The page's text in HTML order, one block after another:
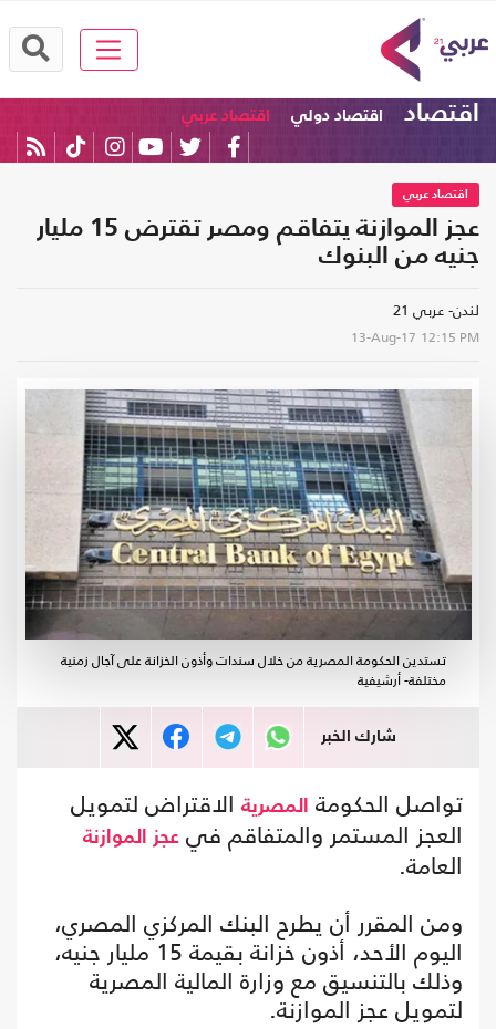
اقتصاد اقتصاد دولي اقتصاد عربي
اقتصاد عربي
عجز الموازنة يتفاقم ومصر تقترض 15 مليار
جنيه من البنوك
لندن- عربي 21
13-Aug-17 12:15 PM
تستدين الحكومة المصرية من خلال سندات وأذون الخزانة على آجال زمنية
مختلفة- أرشيفية
شارك الخبر
تواصل الحكومة المصرية الاقتراض لتمويل
العجز المستمر والمتفاقم في عجز الموازنة
العامة.
ومن المقرر أن يطرح البنك المركزي المصري،
اليوم الأحد، أذون خزانة بقيمة 15 مليار جنيه،
وذلك بالتنسيق مع وزارة المالية المصرية
لتمويل عجز الموازنة.